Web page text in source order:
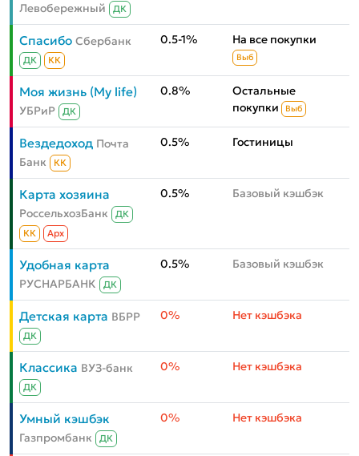
Левобережный
ДК
Спасибо Сбербанк
ДК КК
0.5-1% На все покупки
Выб
Моя жизнь (My life)
УБРиР ДК
0.8%
Остальные
покупки
Выб
Вездедоход Почта
Банк
КК
0.5% Гостиницы
Карта хозяина
РоссельхозБанк
ДК
КК
Aрх
0.5% Базовый кэшбэк
Удобная карта
РУСНАРБАНК ДК
0.5% Базовый кэшбэк
Детская карта ВБРР
ДК
0% Нет кэшбэка
Классика ВУЗ-банк
ДК
0% Нет кэшбэка
Умный кэшбэк
Газпромбанк ДК
0% Нет кэшбэка